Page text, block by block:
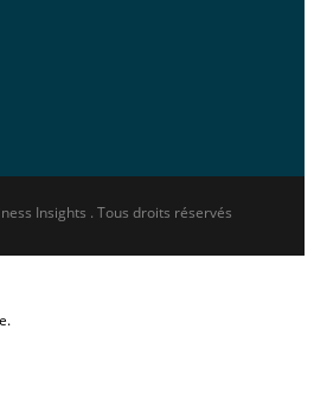
Insights . Tous droits réservés